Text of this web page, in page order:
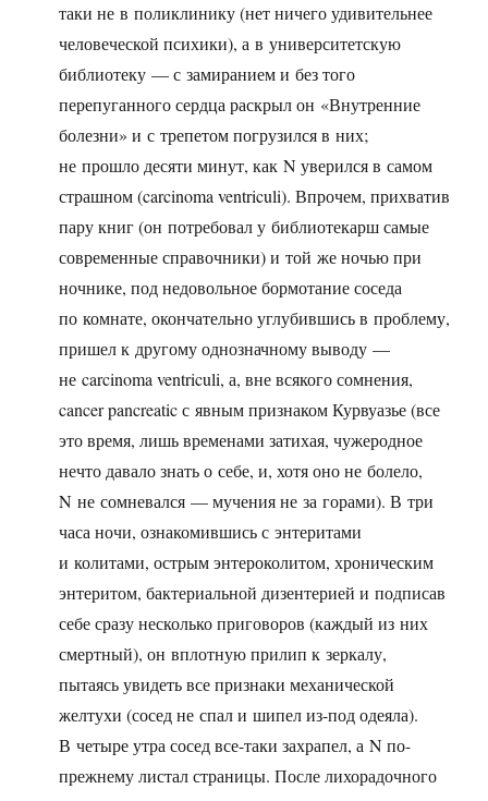
таки не в поликлинику (нет ничего удивительнее
человеческой психики), а в университетскую
библиотеку — с замиранием и без того
перепуганного сердца раскрыл он «Внутренние
болезни» и с трепетом погрузился в них;
не прошло десяти минут, как N уверился в самом
страшном (carcinoma ventriculi). Впрочем, прихватив
пару книг (он потребовал у библиотекарш самые
современные справочники) и той же ночью при
ночнике, под недовольное бормотание соседа
по комнате, окончательно углубившись в проблему,
пришел к другому однозначному выводу —
не carcinoma ventriculi, а, вне всякого сомнения,
cancer pancreatic с явным признаком Курвуазье (все
это время, лишь временами затихая, чужеродное
нечто давало знать о себе, и, хотя оно не болело,
N не сомневался — мучения не за горами). В три
часа ночи, ознакомившись с энтеритами
и колитами, острым энтероколитом, хроническим
энтеритом, бактериальной дизентерией и подписав
себе сразу несколько приговоров (каждый из них
смертный), он вплотную прилип к зеркалу,
пытаясь увидеть все признаки механической
желтухи (сосед не спал и шипел из-под одеяла).
В четыре утра сосед все-таки захрапел, а N по-
прежнему листал страницы. После лихорадочного